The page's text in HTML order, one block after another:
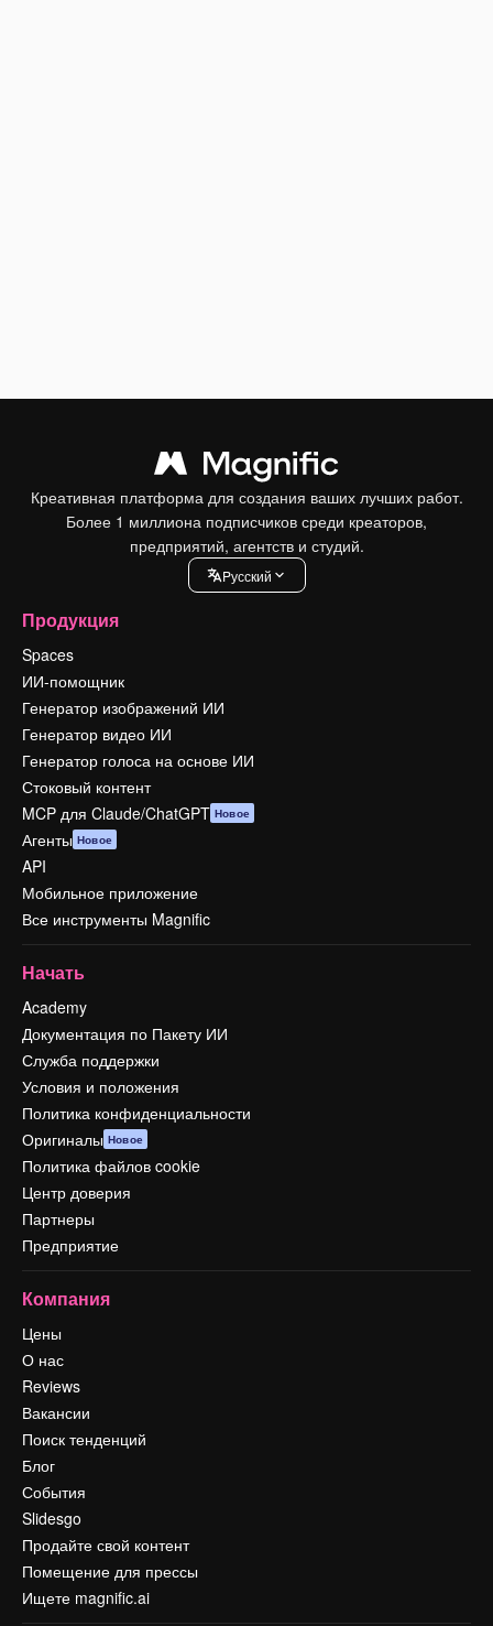
Креативная платформа для создания ваших лучших работ.
Более 1 миллиона подписчиков среди креаторов,
предприятий, агентств и студий.
Pусский
Продукция
Spaces
ИИ-помощник
Генератор изображений ИИ
Генератор видео ИИ
Генератор голоса на основе ИИ
Стоковый контент
MCP для Claude/ChatGPT Новое
Агенты Новое
API
Мобильное приложение
Все инструменты Magnific
Начать
Academy
Документация по Пакету ИИ
Служба поддержки
Условия и положения
Политика конфиденциальности
Оригиналы Новое
Политика файлов cookie
Центр доверия
Партнеры
Предприятие
Компания
Цены
О нас
Reviews
Вакансии
Поиск тенденций
Блог
События
Slidesgo
Продайте свой контент
Помещение для прессы
Ищете magnific.ai